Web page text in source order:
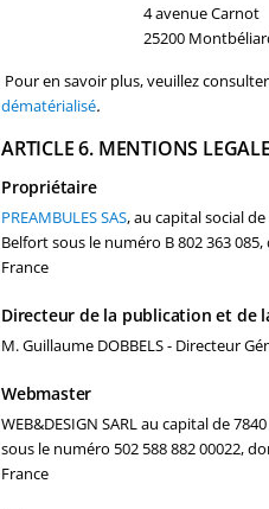
4 avenue Carnot
25200
Pour en savoir plus, veuillez
dématérialisé.
ARTICLE 6. MENTIONS
Propriétaire
PREAMBULES SAS, au capital social
Belfort sous le numéro B 802 363
France
Directeur de la publication et de
M. Guillaume DOBBELS - Directeur
Webmaster
WEB&DESIGN SARL au capital de
sous le numéro 502 588 882 00022,
France